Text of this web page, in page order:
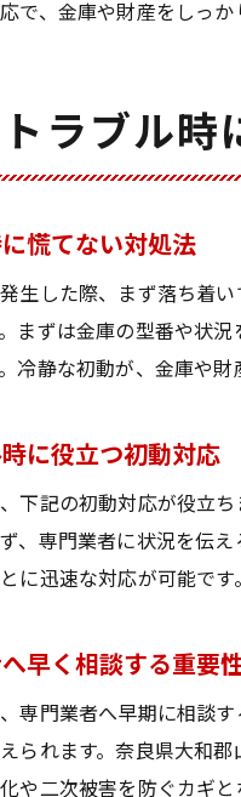
で、金庫や財産をしっか
ラブル時
慌てない対処法
生した際、まず落ち着
まずは金庫の型番や状
冷静な初動が、金庫や財
に役立つ初動対応
下記の初動対応が役立
、専門業者に状況を伝
に迅速な対応が可能です。
早く相談する重要
専門業者へ早期に相談
られます。奈良県大和
や二次被害を防ぐカギと